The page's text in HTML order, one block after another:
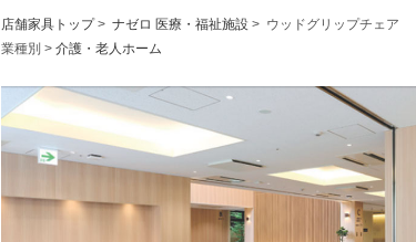
店舗家具トップ ナゼロ 医療・福祉施設
ウッドグリップチェア
業種別
介護・老人ホーム